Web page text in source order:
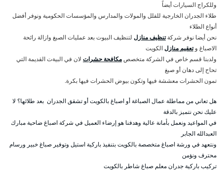
وللكراج السيارات أيضاً
طلاء الجدران الخارجية للفلل والمولات والمدارس والمؤسسات الحكومية ونوفر أفضل
أنواع الطلاء
نحن أيضا نوفر شركةتنظيف منازل لتنظيف البيوت بعد عمليات الصبغ وازالة رائحة
الاصباغ وتعقيم منازلالكويت
ولدبنا قسم خاص في الشركة متخصصمكافحة حشرات لان في البيةت القديمة التي
تحاح إلى دهان أو صبغ
تمون الحشرات معششة فيها وتكون بيوض الحشرات فيها بكرة.
هل تعاني من مماطلة عمال الصباغة أو اصباغ بالكويت أو تشقق الجدران بعد طلائها؟ لا
عليك نحن نتميز بالدقة
في المواعيد ونعمل بأمانة عالية وهدفنا هو إرضاء العميل في شركة اصباغ ضاحية مبارك
العبدالله الجابر
ونتعهد في ورشة اصباغ متخصصة بالكويت بتنفيذ باركية استيل وتوفير صباغ خبير ورسام
محترف ونؤمن
تركيب باركية جدران معلم صباغ شاطر بالكويت